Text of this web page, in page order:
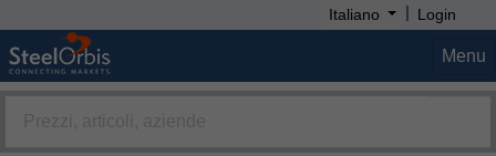
Italiano | Login
Menu